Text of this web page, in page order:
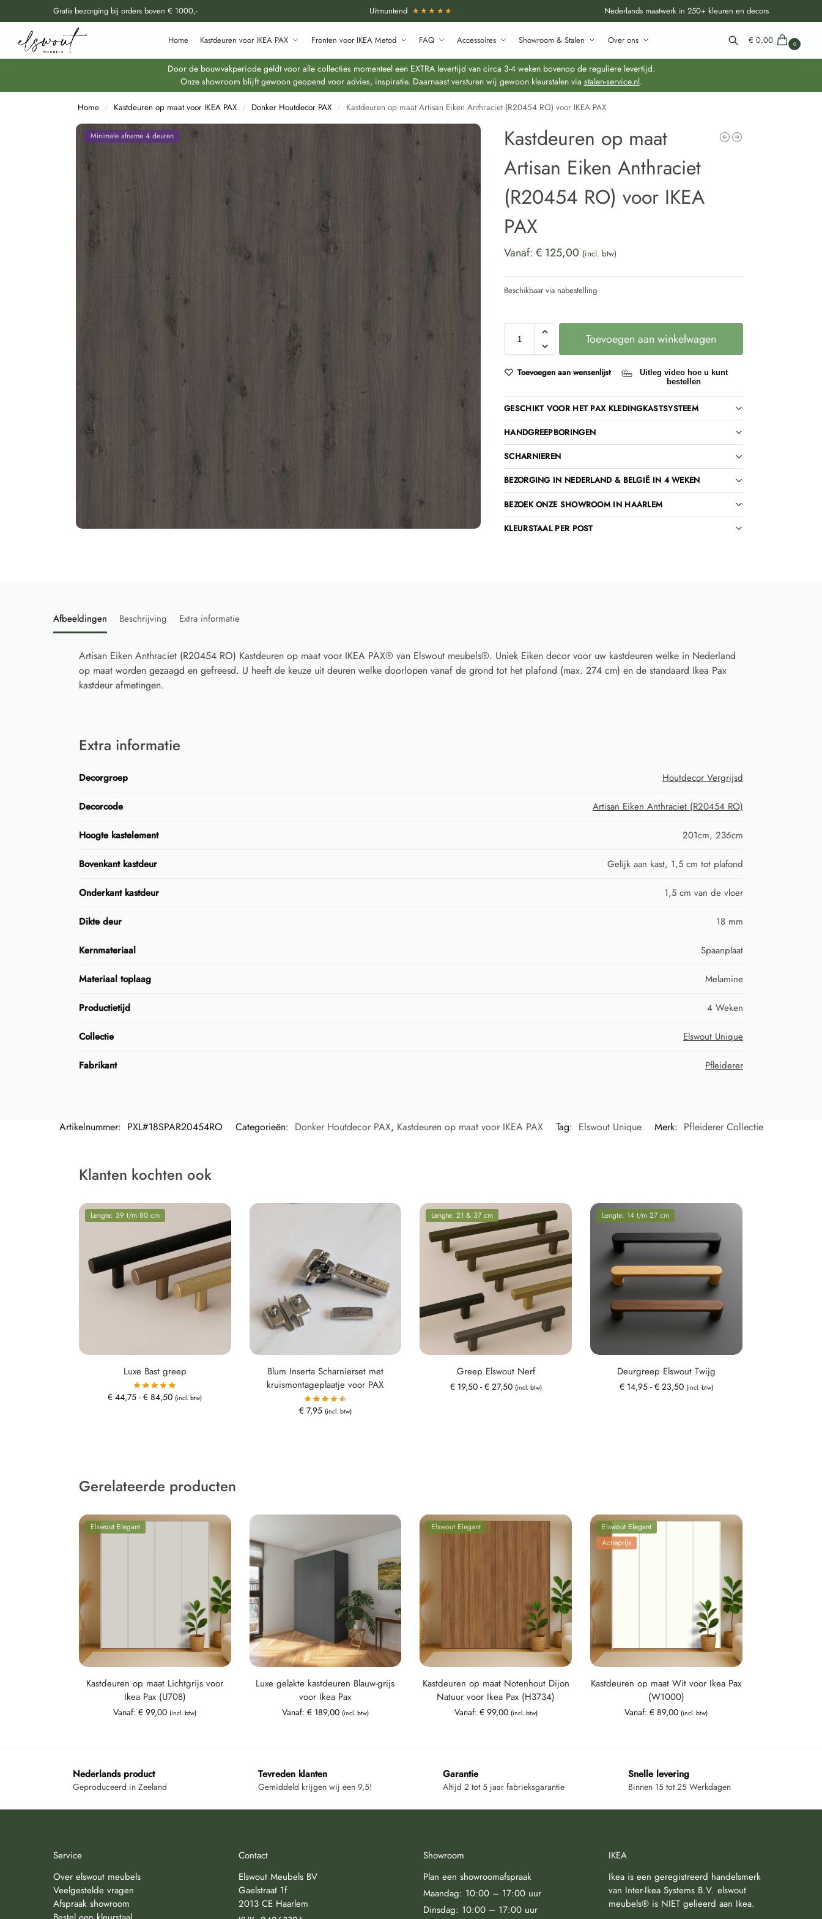
Gratis bezorging bij orders boven € 1000,- Uitmuntend ★★★★★ Nederlands maatwerk in 250+ kleuren en decors
Home Kastdeuren voor IKEA PAX Fronten voor IKEA Metod FAQ Accessoires Showroom & Stalen Over ons
Doorzoek al onze producten
Zoeken
€ 0,00 0
Door de bouwvakperiode geldt voor alle collecties momenteel een EXTRA levertijd van circa 3-4 weken bovenop de reguliere levertijd.
Onze showroom blijft gewoon geopend voor advies, inspiratie. Daarnaast versturen wij gewoon kleurstalen via stalen-service.nl.
Home / Kastdeuren op maat voor IKEA PAX / Donker Houtdecor PAX / Kastdeuren op maat Artisan Eiken Anthraciet (R20454 RO) voor IKEA PAX
Minimale afname 4 deuren
Kastdeuren op maat
Artisan Eiken Anthraciet
(R20454 RO) voor IKEA
PAX
Vanaf:€ 125,00 (incl. btw)
Beschikbaar via nabestelling
Toevoegen aan winkelwagen
Toevoegen aan wensenlijst
Uitleg video hoe u kunt
bestellen
GESCHIKT VOOR HET PAX KLEDINGKASTSYSTEEM
HANDGREEPBORINGEN
SCHARNIEREN
BEZORGING IN NEDERLAND & BELGIË IN 4 WEKEN
BEZOEK ONZE SHOWROOM IN HAARLEM
KLEURSTAAL PER POST
Afbeeldingen Beschrijving Extra informatie
Artisan Eiken Anthraciet (R20454 RO) Kastdeuren op maat voor IKEA PAX® van Elswout meubels®. Uniek Eiken decor voor uw kastdeuren welke in Nederland
op maat worden gezaagd en gefreesd. U heeft de keuze uit deuren welke doorlopen vanaf de grond tot het plafond (max. 274 cm) en de standaard Ikea Pax
kastdeur afmetingen.
Extra informatie
Decorgroep Houtdecor Vergrijsd
Decorcode Artisan Eiken Anthraciet (R20454 RO)
Hoogte kastelement 201cm, 236cm
Bovenkant kastdeur Gelijk aan kast, 1,5 cm tot plafond
Onderkant kastdeur 1,5 cm van de vloer
Dikte deur 18 mm
Kernmateriaal Spaanplaat
Materiaal toplaag Melamine
Productietijd 4 Weken
Collectie Elswout Unique
Fabrikant Pfleiderer
Artikelnummer: PXL#18SPAR20454RO Categorieën: Donker Houtdecor PAX, Kastdeuren op maat voor IKEA PAX Tag: Elswout Unique Merk: Pfleiderer Collectie
Klanten kochten ook
Lengte: 39 t/m 80 cm
Luxe Bast greep
€ 44,75 - € 84,50 (incl. btw)
Blum Inserta Scharnierset met
kruismontageplaatje voor PAX
€7,95 (incl. btw)
Lengte: 21 & 37 cm
Greep Elswout Nerf
€19,50 - €27,50 (incl. btw)
Lengte: 14 t/m 27 cm
Deurgreep Elswout Twijg
€14,95 - €23,50 (incl. btw)
Gerelateerde producten
Elswout Elegant
Kastdeuren op maat Lichtgrijs voor
Ikea Pax (U708)
Vanaf:€ 99,00 (incl. btw)
Luxe gelakte kastdeuren Blauw-grijs
voor Ikea Pax
Vanaf: €189,00 (incl. btw)
Elswout Elegant
Kastdeuren op maat Notenhout Dijon
Natuur voor Ikea Pax (H3734)
Vanaf: €99,00 (incl. btw)
Elswout Elegant
Actieprijs
Kastdeuren op maat Wit voor Ikea Pax
(W1000)
Vanaf:€ 89,00 (incl. btw)
Nederlands product
Geproduceerd in Zeeland
Tevreden klanten
Gemiddeld krijgen wij een 9,5!
Garantie
Altijd 2 tot 5 jaar fabrieksgarantie
Snelle levering
Binnen 15 tot 25 Werkdagen
Service
Over elswout meubels
Veelgestelde vragen
Afspraak showroom
Contact
Elswout Meubels BV
Gaelstraat 1f
2013 CE Haarlem
Showroom
Plan een showroomafspraak
Maandag: 10:00 – 17:00 uur
Dinsdag: 10:00 – 17:00 uur
IKEA
Ikea is een geregistreerd handelsmerk
van Inter-Ikea Systems B.V. elswout
meubels® is NIET gelieerd aan Ikea.